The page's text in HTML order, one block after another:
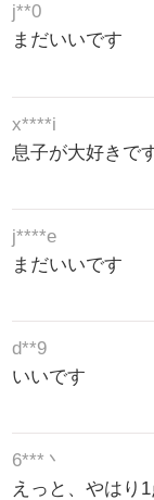
j**0
まだいいです
x****i
息子が大好きで
j****e
まだいいです
d**9
いいです
6***丶
えっと、やはり